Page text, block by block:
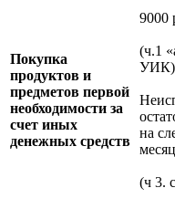
Покупка
продуктов и
предметов первой
необходимости за
счет иных
денежных средств
9000
(ч.1
УИК)
на
месяц
(ч 3.